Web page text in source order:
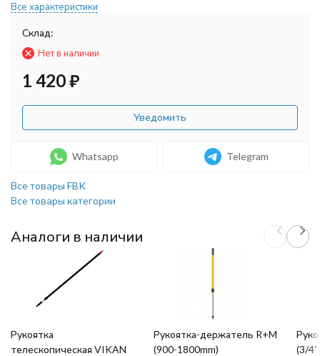
Все характеристики
Склад:
Нет в наличии
1 420₽
Уведомить
Whatsapp Telegram
Все товары FBK
Все товары категории
Аналоги в наличии
Рукоятка
телескопическая VIKAN
Рукоятка-держатель R+M
(900-1800mm)
(3/